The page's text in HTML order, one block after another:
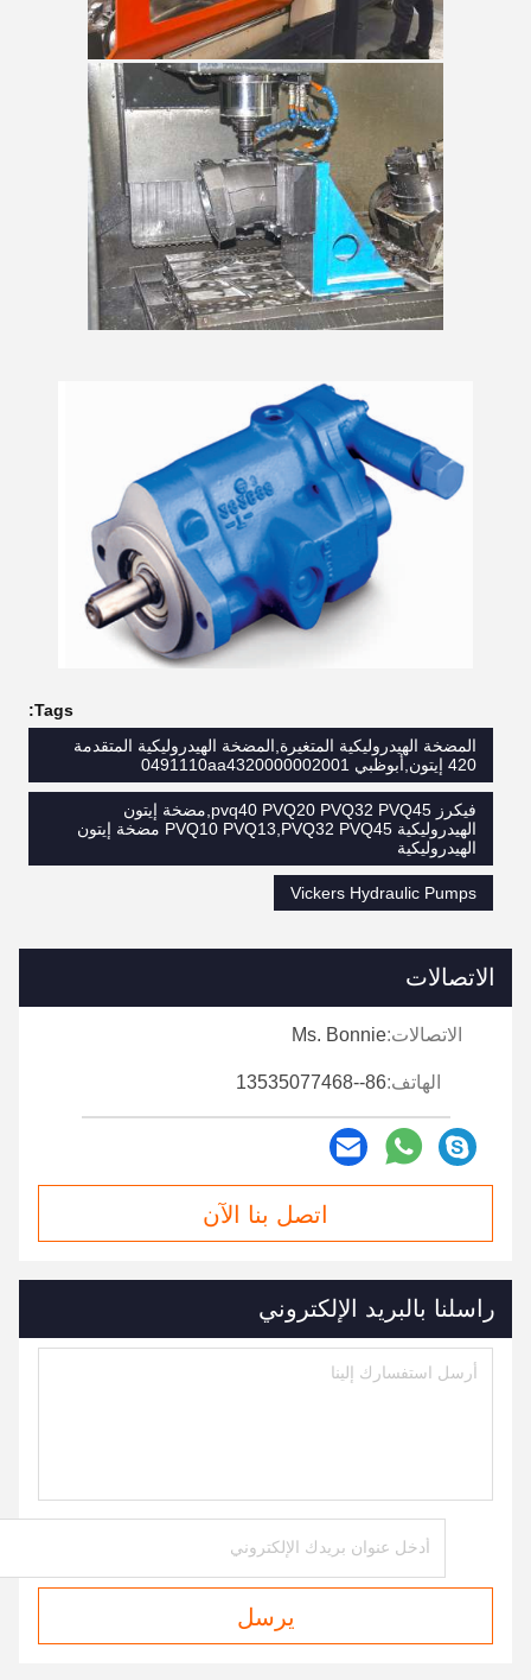
Tags:
المضخة الهيدروليكية المتغيرة,المضخة الهيدروليكية المتقدمة
420 إيتون,أبوظبي 0491110aa4320000002001
فيكرز pvq40 PVQ20 PVQ32 PVQ45,مضخة إيتون
الهيدروليكية PVQ10 PVQ13,PVQ32 PVQ45 مضخة إيتون
الهيدروليكية
Vickers Hydraulic Pumps
الاتصالات
الاتصالات:Ms. Bonnie
الهاتف:86--13535077468
اتصل بنا الآن
راسلنا بالبريد الإلكتروني
يرسل